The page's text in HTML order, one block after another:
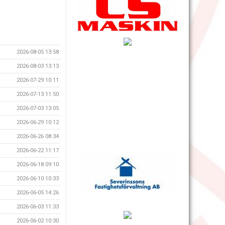
2026-08-05 13:58
2026-08-03 13:13
2026-07-29 10:11
2026-07-13 11:50
2026-07-03 13:05
2026-06-29 10:12
2026-06-26 08:34
2026-06-22 11:17
2026-06-18 09:10
2026-06-10 10:33
2026-06-05 14:26
2026-06-03 11:33
2026-06-02 10:30